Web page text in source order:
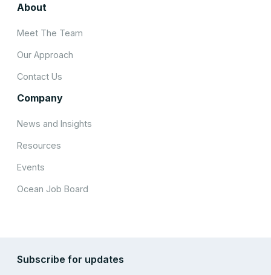
About
Meet The Team
Our Approach
Contact Us
Company
News and Insights
Resources
Events
Ocean Job Board
Subscribe for updates